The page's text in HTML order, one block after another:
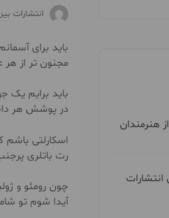
انتشارات
باید برای
مجنون تر از هر
باید برایم یک
در پوشش هر
اسکارلتی باشم
رت باتلری
چون رومئو و
آیدا شوم تو
هنرمندان
انتشارات